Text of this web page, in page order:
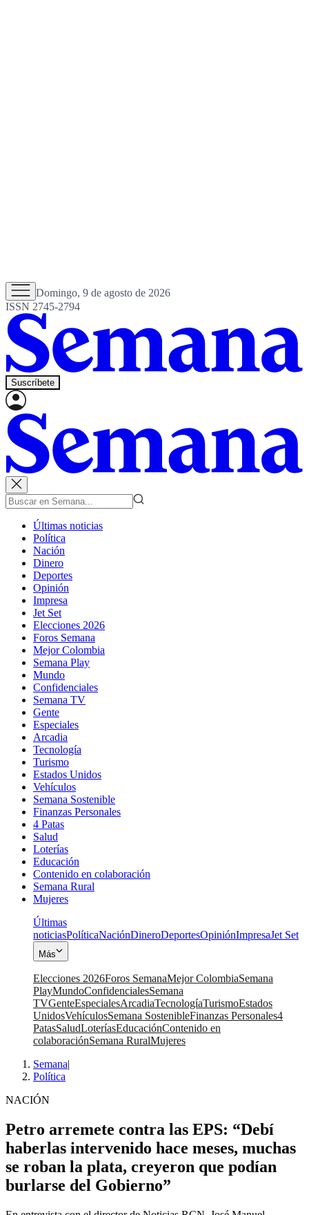
Domingo, 9 de agosto de 2026
ISSN 2745-2794
Suscríbete
Últimas noticias
Política
Nación
Dinero
Deportes
Opinión
Impresa
Jet Set
Elecciones 2026
Foros Semana
Mejor Colombia
Semana Play
Mundo
Confidenciales
Semana TV
Gente
Especiales
Arcadia
Tecnología
Turismo
Estados Unidos
Vehículos
Semana Sostenible
Finanzas Personales
4 Patas
Salud
Loterías
Educación
Contenido en colaboración
Semana Rural
Mujeres
Últimas
noticiasPolíticaNaciónDineroDeportesOpiniónImpresaJet Set
Más
Elecciones 2026Foros SemanaMejor ColombiaSemana
PlayMundoConfidencialesSemana
TVGenteEspecialesArcadiaTecnologíaTurismoEstados
UnidosVehículosSemana SostenibleFinanzas Personales4
PatasSaludLoteríasEducaciónContenido en
colaboraciónSemana RuralMujeres
Semana|
Política
NACIÓN
Petro arremete contra las EPS: “Debí
haberlas intervenido hace meses, muchas
se roban la plata, creyeron que podían
burlarse del Gobierno”